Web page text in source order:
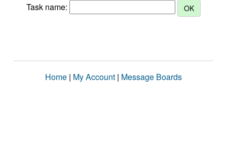
Task name:
Home | My Account | Message Boards